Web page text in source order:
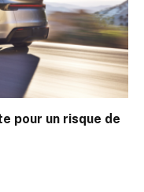
pour un risque de